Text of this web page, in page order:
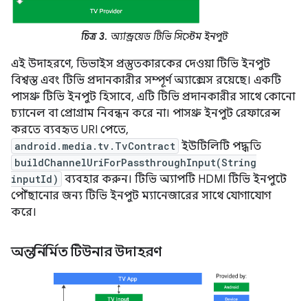
চিত্র 3. অ্যান্ড্রয়েড টিভি সিস্টেম ইনপুট
এই উদাহরণে, ডিভাইস প্রস্তুতকারকের দেওয়া টিভি ইনপুট
বিশ্বস্ত এবং টিভি প্রদানকারীর সম্পূর্ণ অ্যাক্সেস রয়েছে। একটি
পাসথ্রু টিভি ইনপুট হিসাবে, এটি টিভি প্রদানকারীর সাথে কোনো
চ্যানেল বা প্রোগ্রাম নিবন্ধন করে না। পাসথ্রু ইনপুট রেফারেন্স
করতে ব্যবহৃত URI পেতে,
android.media.tv.TvContract ইউটিলিটি পদ্ধতি
buildChannelUriForPassthroughInput(String
inputId) ব্যবহার করুন। টিভি অ্যাপটি HDMI টিভি ইনপুটে
পৌঁছানোর জন্য টিভি ইনপুট ম্যানেজারের সাথে যোগাযোগ
করে।
অন্তর্নির্মিত টিউনার উদাহরণ